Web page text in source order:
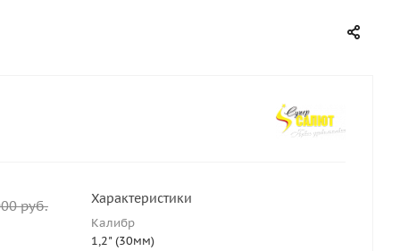
руб. Характеристики
Калибр
1,2" (30мм)